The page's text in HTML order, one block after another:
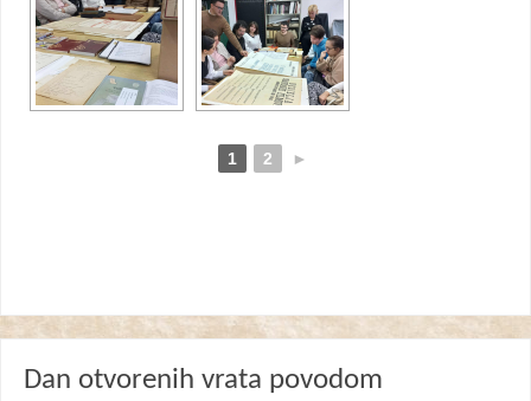
1 2 ►
Dan otvorenih vrata povodom